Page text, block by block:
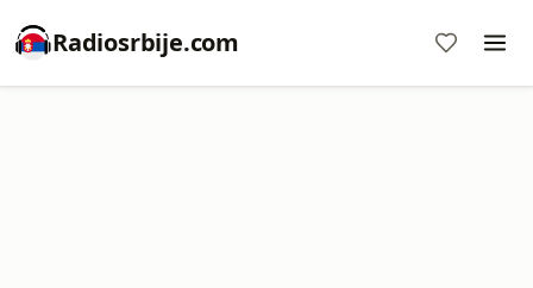
Radiosrbije.com